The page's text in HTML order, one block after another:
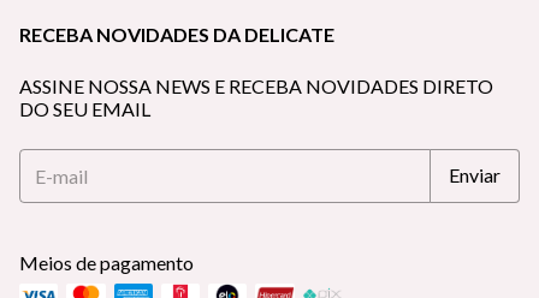
RECEBA NOVIDADES DA DELICATE
ASSINE NOSSA NEWS E RECEBA NOVIDADES DIRETO
DO SEU EMAIL
Meios de pagamento